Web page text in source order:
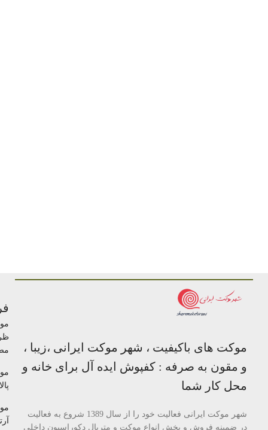
موکت های باکیفیت ، شهر موکت ایرانی ،زیبا ،
و مقون به صرفه : کفپوش ایده آل برای خانه و
محل کار شما
شهر موکت ایرانی فعالیت خود را از سال 1389 شروع به فعالیت
در ضمینه فروش و پخش انواع موکت و متریال دکوراسیون داخلی